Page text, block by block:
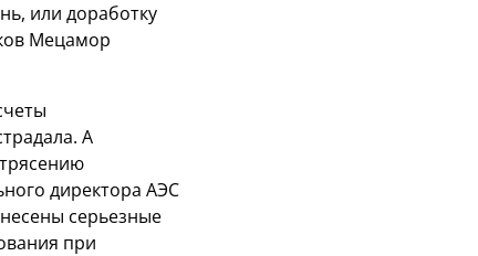
или доработку
Мецамор
А
директора АЭС
серьезные
при